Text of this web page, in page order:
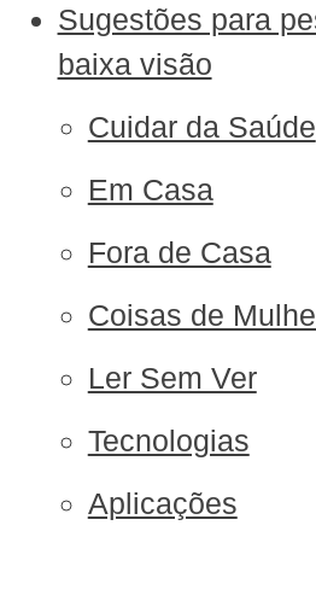
Sugestões para
baixa visão
Cuidar da Saúde
Em Casa
Fora de Casa
Coisas de
Ler Sem Ver
Tecnologias
Aplicações